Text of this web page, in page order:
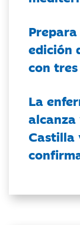
edición
con
La
Castilla